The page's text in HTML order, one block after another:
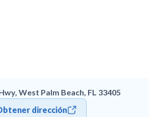
West Palm Beach, FL 33405
dirección